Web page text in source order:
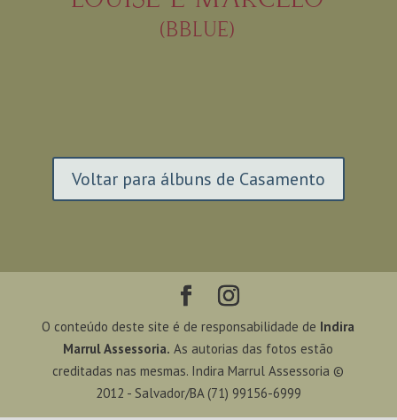
(BBLUE)
Voltar para álbuns de Casamento
O conteúdo deste site é de responsabilidade de Indira
Marrul Assessoria. As autorias das fotos estão
creditadas nas mesmas. Indira Marrul Assessoria ©
2012 - Salvador/BA (71) 99156-6999